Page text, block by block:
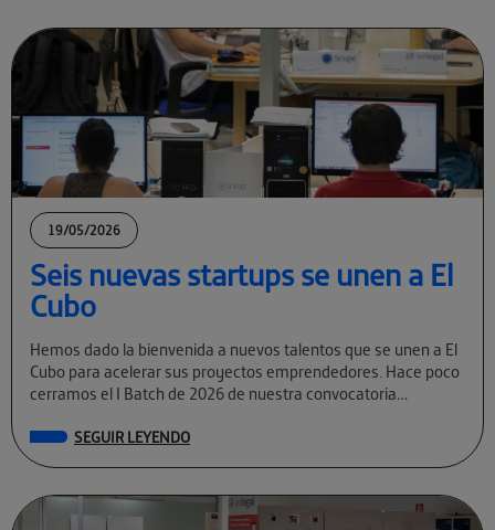
19/05/2026
Seis nuevas startups se unen a El
Cubo
Hemos dado la bienvenida a nuevos talentos que se unen a El
Cubo para acelerar sus proyectos emprendedores. Hace poco
cerramos el I Batch de 2026 de nuestra convocatoria
SEGUIR LEYENDO